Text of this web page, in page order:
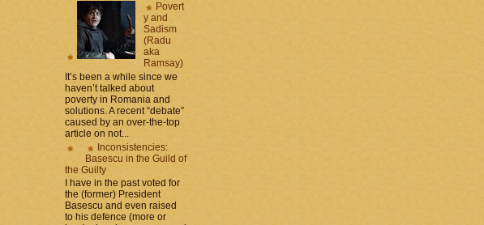
Povert
y and
Sadism
(Radu
aka
Ramsay)
It’s been a while since we
haven’t talked about
poverty in Romania and
solutions. A recent “debate”
caused by an over-the-top
article on not...
Inconsistencies:
Basescu in the Guild of
the Guilty
I have in the past voted for
the (former) President
Basescu and even raised
to his defence (more or